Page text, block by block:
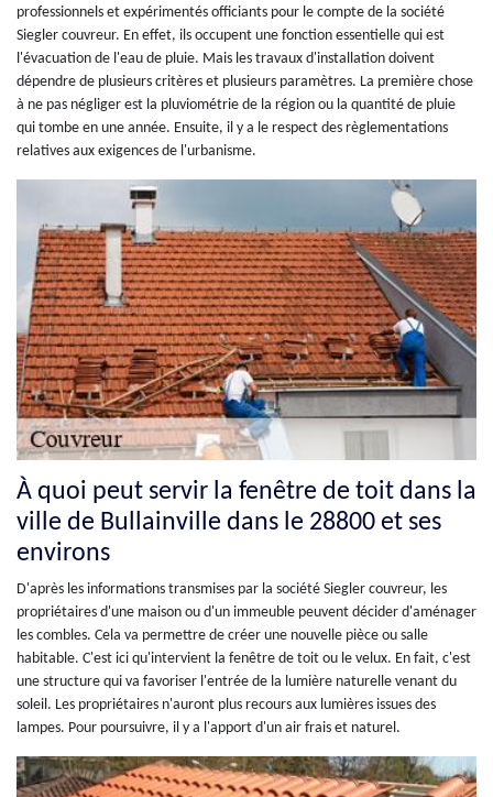
professionnels et expérimentés officiants pour le compte de la société
Siegler couvreur. En effet, ils occupent une fonction essentielle qui est
l'évacuation de l'eau de pluie. Mais les travaux d'installation doivent
dépendre de plusieurs critères et plusieurs paramètres. La première chose
à ne pas négliger est la pluviométrie de la région ou la quantité de pluie
qui tombe en une année. Ensuite, il y a le respect des règlementations
relatives aux exigences de l'urbanisme.
À quoi peut servir la fenêtre de toit dans la
ville de Bullainville dans le 28800 et ses
environs
D'après les informations transmises par la société Siegler couvreur, les
propriétaires d'une maison ou d'un immeuble peuvent décider d'aménager
les combles. Cela va permettre de créer une nouvelle pièce ou salle
habitable. C'est ici qu'intervient la fenêtre de toit ou le velux. En fait, c'est
une structure qui va favoriser l'entrée de la lumière naturelle venant du
soleil. Les propriétaires n'auront plus recours aux lumières issues des
lampes. Pour poursuivre, il y a l'apport d'un air frais et naturel.